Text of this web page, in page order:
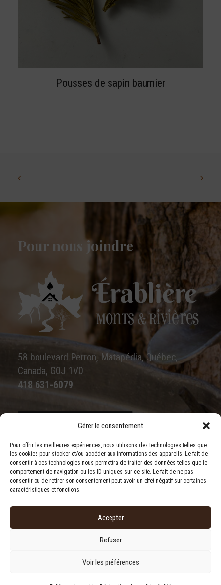
Gérer le consentement
Pour offrir les meilleures expériences, nous utilisons des technologies telles que
les cookies pour stocker et/ou accéder aux informations des appareils. Le fait de
consentir à ces technologies nous permettra de traiter des données telles que le
comportement de navigation ou les ID uniques sur ce site. Le fait de ne pas
consentir ou de retirer son consentement peut avoir un effet négatif sur certaines
caractéristiques et fonctions.
Accepter
Refuser
Voir les préférences
BUY NOW
Pousses de sapin baumier
Pour nous joindre
58 boulevard Perron, Matapédia, Québec,
Canada, G0J 1V0
418 631-6079
Écrivez-nous
Déclaration de confidentialité